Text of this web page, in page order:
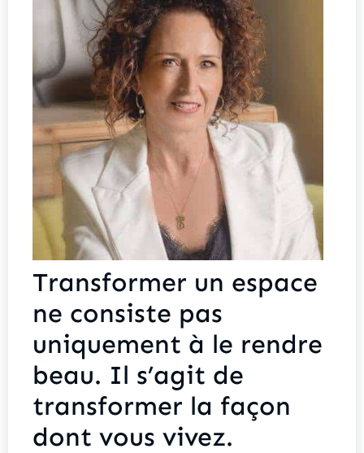
Transformer un espace
ne consiste pas
uniquement à le rendre
beau. Il s’agit de
transformer la façon
dont vous vivez.